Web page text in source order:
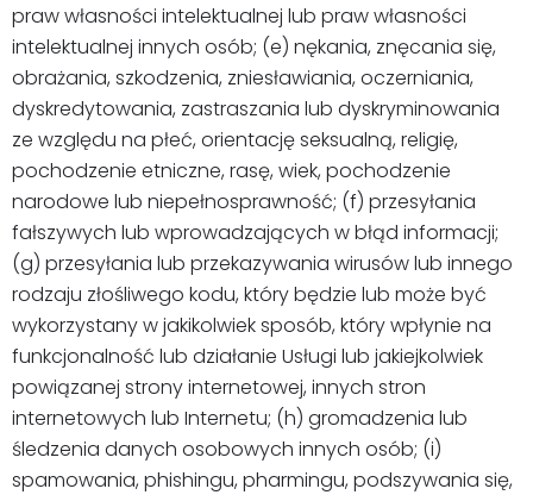
praw własności intelektualnej lub praw własności
intelektualnej innych osób; (e) nękania, znęcania się,
obrażania, szkodzenia, zniesławiania, oczerniania,
dyskredytowania, zastraszania lub dyskryminowania
ze względu na płeć, orientację seksualną, religię,
pochodzenie etniczne, rasę, wiek, pochodzenie
narodowe lub niepełnosprawność; (f) przesyłania
fałszywych lub wprowadzających w błąd informacji;
(g) przesyłania lub przekazywania wirusów lub innego
rodzaju złośliwego kodu, który będzie lub może być
wykorzystany w jakikolwiek sposób, który wpłynie na
funkcjonalność lub działanie Usługi lub jakiejkolwiek
powiązanej strony internetowej, innych stron
internetowych lub Internetu; (h) gromadzenia lub
śledzenia danych osobowych innych osób; (i)
spamowania, phishingu, pharmingu, podszywania się,